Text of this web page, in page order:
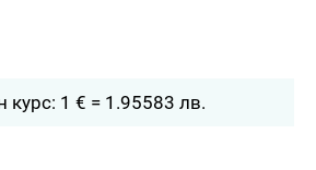
курс: 1 € = 1.95583 лв.